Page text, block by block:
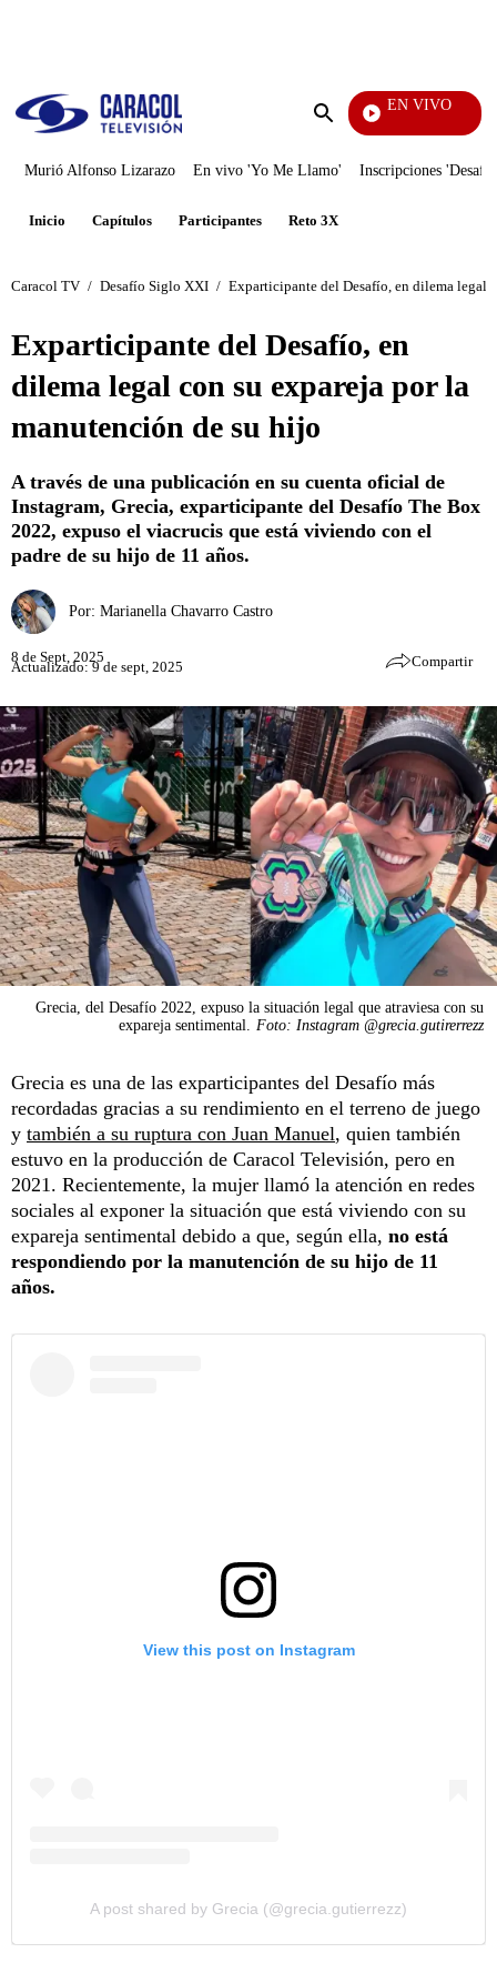
Enviar
EN VIVO
Murió Alfonso Lizarazo En vivo 'Yo Me Llamo' Inscripciones
Inicio Capítulos Participantes Reto 3X
Caracol TV / Desafío Siglo XXI / Exparticipante del Desafío, en dilema legal
Exparticipante del Desafío, en
dilema legal con su expareja por la
manutención de su hijo
A través de una publicación en su cuenta oficial de
Instagram, Grecia, exparticipante del Desafío The Box
2022, expuso el viacrucis que está viviendo con el
padre de su hijo de 11 años.
Por: Marianella Chavarro Castro
8 de Sept, 2025
Actualizado: 9 de sept, 2025 Compartir
Grecia, del Desafío 2022, expuso la situación legal que atraviesa con su
expareja sentimental.
Foto: Instagram @grecia.gutirerrezz
Grecia es una de las exparticipantes del Desafío más
recordadas gracias a su rendimiento en el terreno de juego
y también a su ruptura con Juan Manuel, quien también
estuvo en la producción de Caracol Televisión, pero en
2021. Recientemente, la mujer llamó la atención en redes
sociales al exponer la situación que está viviendo con su
expareja sentimental debido a que, según ella, no está
respondiendo por la manutención de su hijo de 11
años.
View this post on Instagram
A post shared by Grecia (@grecia.gutierrezz)